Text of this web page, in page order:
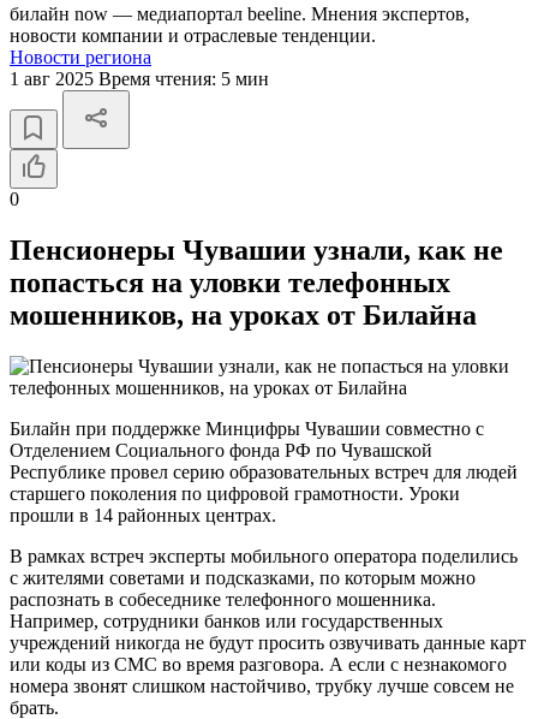
билайн now — медиапортал beeline. Мнения экспертов,
новости компании и отраслевые тенденции.
Новости региона
1 авг 2025 Время чтения: 5 мин
0
Пенсионеры Чувашии узнали, как не
попасться на уловки телефонных
мошенников, на уроках от Билайна
Билайн при поддержке Минцифры Чувашии совместно с
Отделением Социального фонда РФ по Чувашской
Республике провел серию образовательных встреч для людей
старшего поколения по цифровой грамотности. Уроки
прошли в 14 районных центрах.
В рамках встреч эксперты мобильного оператора поделились
с жителями советами и подсказками, по которым можно
распознать в собеседнике телефонного мошенника.
Например, сотрудники банков или государственных
учреждений никогда не будут просить озвучивать данные карт
или коды из СМС во время разговора. А если с незнакомого
номера звонят слишком настойчиво, трубку лучше совсем не
брать.